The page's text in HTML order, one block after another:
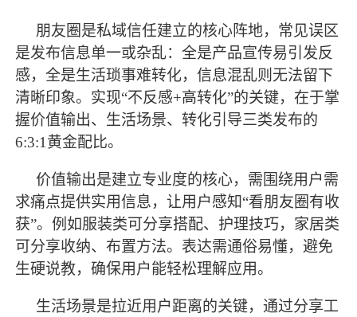
朋友圈是私域信任建立的核心阵地，常见误区
是发布信息单一或杂乱：全是产品宣传易引发反
感，全是生活琐事难转化，信息混乱则无法留下
清晰印象。实现“不反感+高转化”的关键，在于掌
握价值输出、生活场景、转化引导三类发布的
6:3:1黄金配比。
价值输出是建立专业度的核心，需围绕用户需
求痛点提供实用信息，让用户感知“看朋友圈有收
获”。例如服装类可分享搭配、护理技巧，家居类
可分享收纳、布置方法。表达需通俗易懂，避免
生硬说教，确保用户能轻松理解应用。
生活场景是拉近用户距离的关键，通过分享工